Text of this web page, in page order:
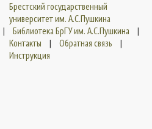
Брестский государственный
университет им. А.С.Пушкина
|
Библиотека БрГУ им. А.С.Пушкина
|
Контакты
| Обратная связь
|
Инструкция